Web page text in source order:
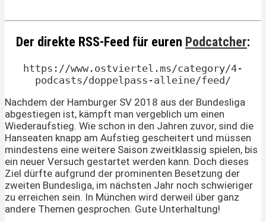
Der direkte RSS-Feed für euren Podcatcher:
https://www.ostviertel.ms/category/4-
podcasts/doppelpass-alleine/feed/
Nachdem der Hamburger SV 2018 aus der Bundesliga
abgestiegen ist, kämpft man vergeblich um einen
Wiederaufstieg. Wie schon in den Jahren zuvor, sind die
Hanseaten knapp am Aufstieg gescheitert und müssen
mindestens eine weitere Saison zweitklassig spielen, bis
ein neuer Versuch gestartet werden kann. Doch dieses
Ziel dürfte aufgrund der prominenten Besetzung der
zweiten Bundesliga, im nächsten Jahr noch schwieriger
zu erreichen sein. In München wird derweil über ganz
andere Themen gesprochen. Gute Unterhaltung!